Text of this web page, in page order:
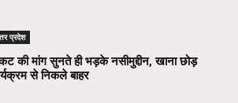
प्रदेश
की मांग सुनते ही भड़के नसीमुद्दीन, खाना छोड़
से निकले बाहर